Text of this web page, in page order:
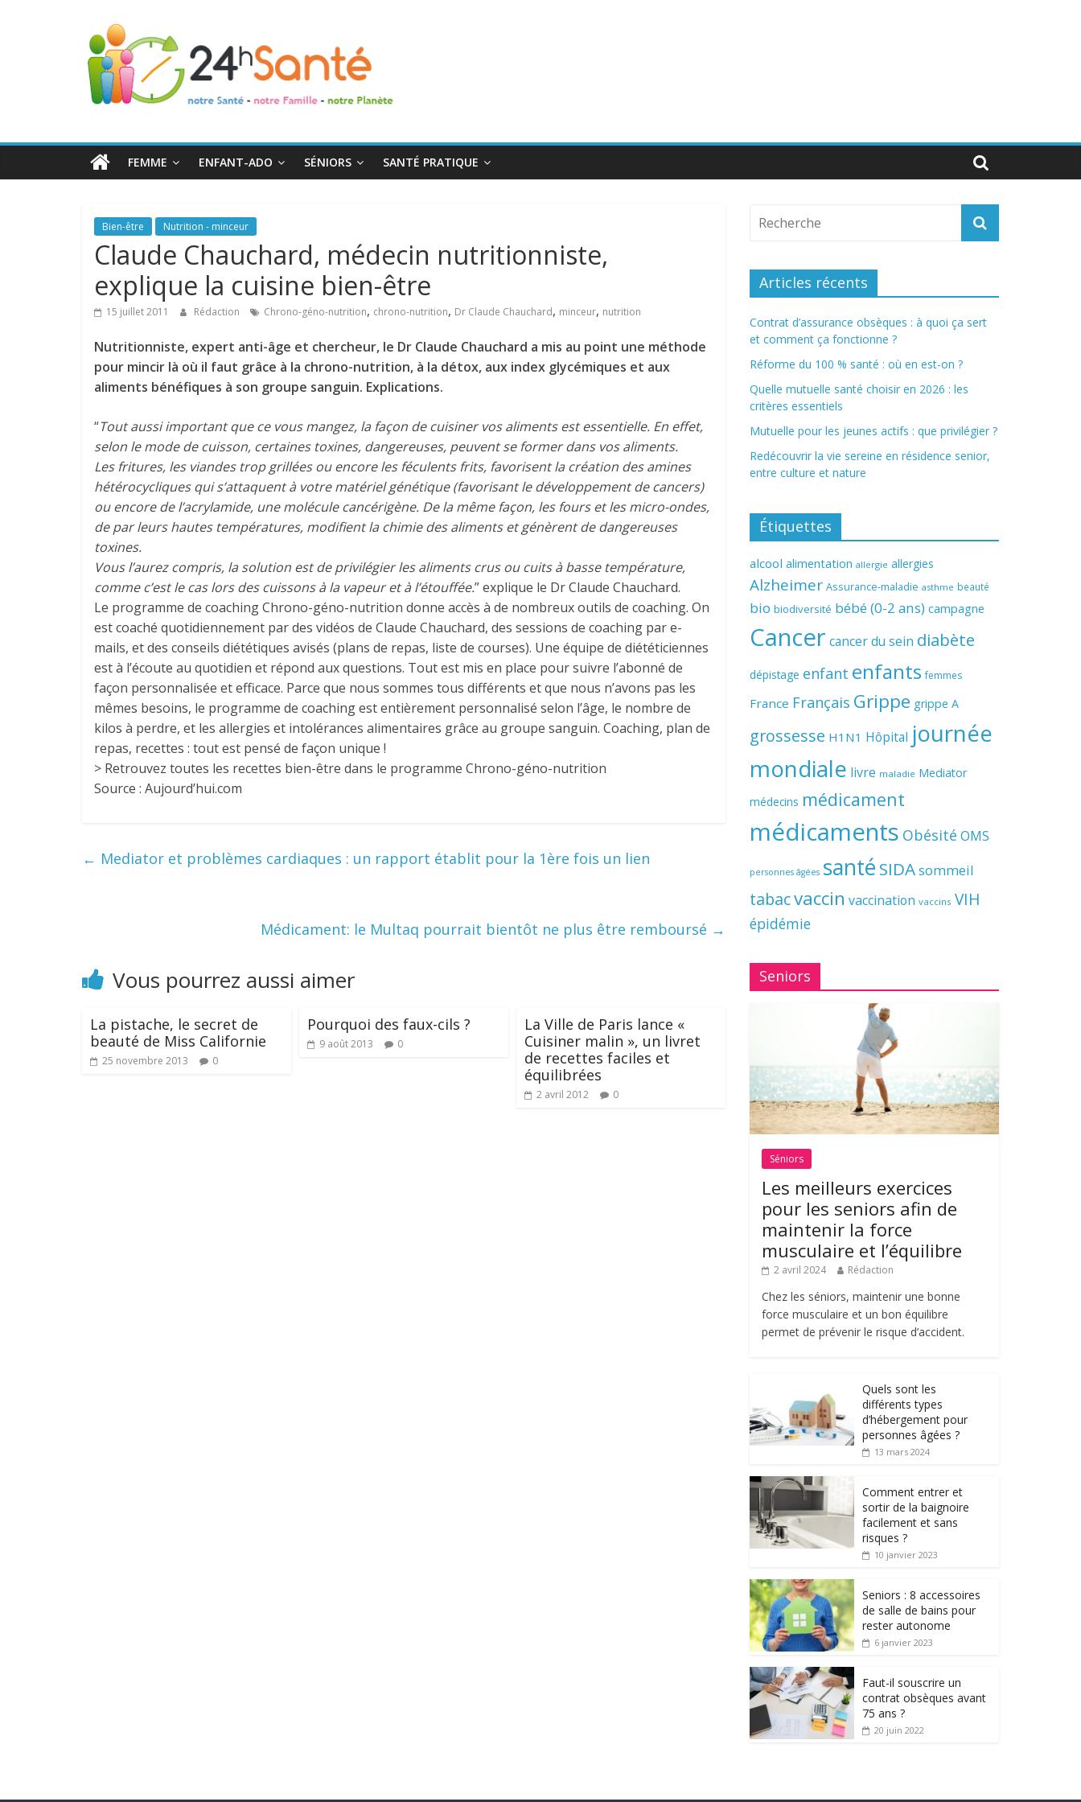
24h
Santé
toute
FEMME ENFANT-ADO SÉNIORS SANTÉ PRATIQUE
Bien-être Nutrition - minceur
Claude Chauchard, médecin nutritionniste,
explique la cuisine bien-être
15 juillet 2011 Rédaction Chrono-géno-nutrition, chrono-nutrition, Dr Claude Chauchard, minceur, nutrition
Nutritionniste, expert anti-âge et chercheur, le Dr Claude Chauchard a mis au point une méthode
pour mincir là où il faut grâce à la chrono-nutrition, à la détox, aux index glycémiques et aux
aliments bénéfiques à son groupe sanguin. Explications.
“Tout aussi important que ce vous mangez, la façon de cuisiner vos aliments est essentielle. En effet,
selon le mode de cuisson, certaines toxines, dangereuses, peuvent se former dans vos aliments.
Les fritures, les viandes trop grillées ou encore les féculents frits, favorisent la création des amines
hétérocycliques qui s’attaquent à votre matériel génétique (favorisant le développement de cancers)
ou encore de l’acrylamide, une molécule cancérigène. De la même façon, les fours et les micro-ondes,
de par leurs hautes températures, modifient la chimie des aliments et génèrent de dangereuses
toxines.
Vous l’aurez compris, la solution est de privilégier les aliments crus ou cuits à basse température,
comme c’est le cas lors des cuissons à la vapeur et à l’étouffée.” explique le Dr Claude Chauchard.
Le programme de coaching Chrono-géno-nutrition donne accès à de nombreux outils de coaching. On
est coaché quotidiennement par des vidéos de Claude Chauchard, des sessions de coaching par e-
mails, et des conseils diététiques avisés (plans de repas, liste de courses). Une équipe de diététiciennes
est à l’écoute au quotidien et répond aux questions. Tout est mis en place pour suivre l’abonné de
façon personnalisée et efficace. Parce que nous sommes tous différents et que nous n’avons pas les
mêmes besoins, le programme de coaching est entièrement personnalisé selon l’âge, le nombre de
kilos à perdre, et les allergies et intolérances alimentaires grâce au groupe sanguin. Coaching, plan de
repas, recettes : tout est pensé de façon unique !
> Retrouvez toutes les recettes bien-être dans le programme Chrono-géno-nutrition
Source : Aujourd’hui.com
← Mediator et problèmes cardiaques : un rapport établit pour la 1ère fois un lien
Médicament: le Multaq pourrait bientôt ne plus être remboursé →
Vous pourrez aussi aimer
La pistache, le secret de
beauté de Miss Californie
25 novembre 2013 0
Pourquoi des faux-cils ?
9 août 2013 0
La Ville de Paris lance «
Cuisiner malin », un livret
de recettes faciles et
équilibrées
2 avril 2012 0
Articles récents
Contrat d’assurance obsèques : à quoi ça sert
et comment ça fonctionne ?
Réforme du 100 % santé : où en est-on ?
Quelle mutuelle santé choisir en 2026 : les
critères essentiels
Mutuelle pour les jeunes actifs : que privilégier ?
Redécouvrir la vie sereine en résidence senior,
entre culture et nature
Étiquettes
alcool alimentation allergie allergies
Alzheimer Assurance-maladie asthme beauté
bio biodiversité bébé (0-2 ans) campagne
Cancer cancer du sein diabète
dépistage enfant enfants femmes
France Français Grippe grippe A
grossesse H1N1 Hôpital journée
mondiale livre maladie Mediator
médecins médicament
médicaments Obésité OMS
personnes âgées santé SIDAsommeil
tabacvaccin vaccination vaccins VIH
épidémie
Seniors
Séniors
Les meilleurs exercices
pour les seniors afin de
maintenir la force
musculaire et l’équilibre
2 avril 2024 Rédaction
Chez les séniors, maintenir une bonne
force musculaire et un bon équilibre
permet de prévenir le risque d’accident.
Quels sont les
différents types
d’hébergement pour
personnes âgées ?
13 mars 2024
Comment entrer et
sortir de la baignoire
facilement et sans
risques ?
10 janvier 2023
Seniors : 8 accessoires
de salle de bains pour
rester autonome
6 janvier 2023
Faut-il souscrire un
contrat obsèques avant
75 ans ?
20 juin 2022